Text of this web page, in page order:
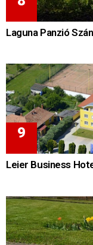
Laguna Panzió
Leier Business